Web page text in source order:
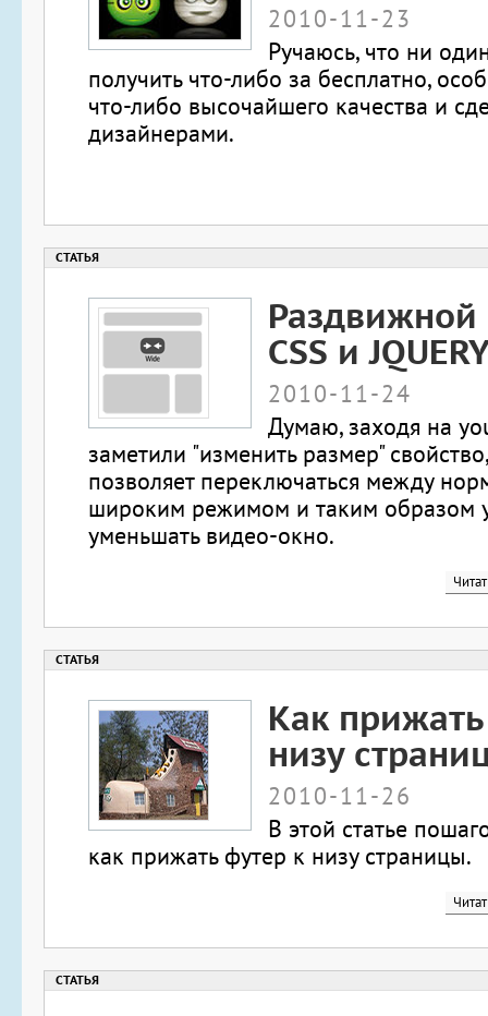
2010-11-23
Ручаюсь, что ни
получить что-либо за бесплатно,
что-либо высочайшего качества и
дизайнерами.
Раздвижной
CSS и
2010-11-24
Думаю, заходя на
заметили "изменить размер"
позволяет переключаться между
широким режимом и таким образом
уменьшать видео-окно.
Как
низу
2010-11-26
В этой статье
как прижать футер к низу страницы.